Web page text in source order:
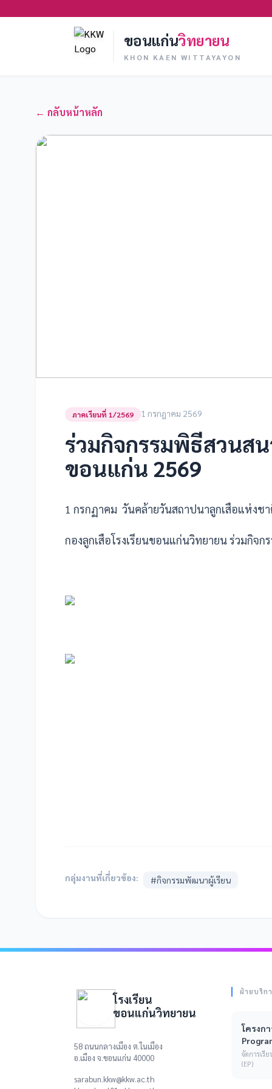
ขอนแก่นวิทยายน
KHON KAEN WITTAYAYON
← กลับหน้าหลัก
ภาคเรียนที่ 1/2569 1 กรกฎาคม 2569
ร่วมกิจกรรมพิธีสวนส
ขอนแก่น 2569
1 กรกฏาคม วันคล้ายวันสถาปนาลูกเสือแห่งช
กองลูกเสือโรงเรียนขอนแก่นวิทยายน ร่วมกิจ
กลุ่มงานที่เกี่ยวข้อง: #กิจกรรมพัฒนาผู้เรียน
โรงเรียน
ขอนแก่นวิทยายน
58 ถนนกลางเมือง ต.ในเมือง
อ.เมือง จ.ขอนแก่น 40000
sarabun.kkw@kkw.ac.th
ฝ่ายบริก
โครงก
จัดการเรี
(EP)